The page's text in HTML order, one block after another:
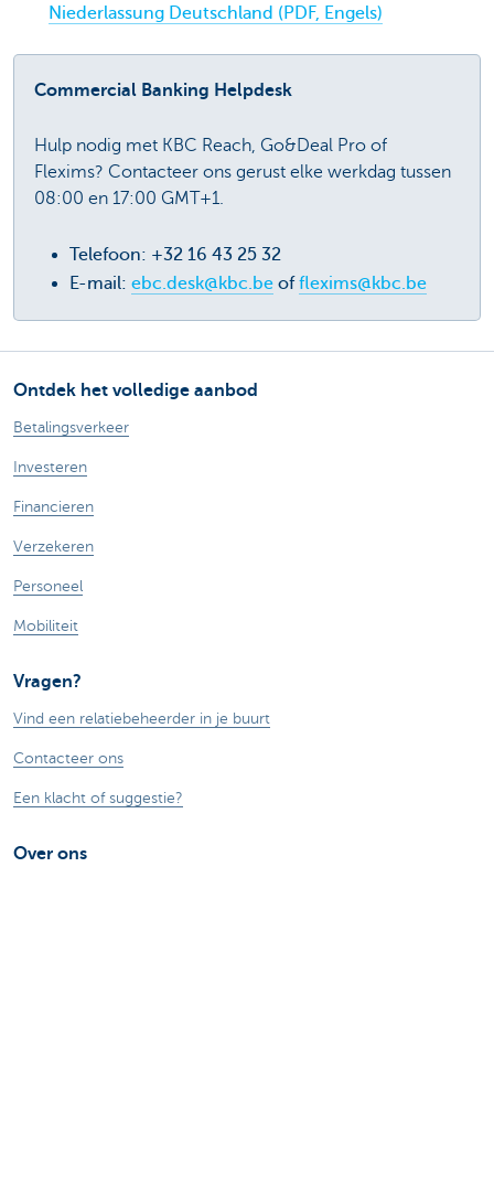
Niederlassung Deutschland (PDF, Engels)
Commercial Banking Helpdesk
Hulp nodig met KBC Reach, Go&Deal Pro of
Flexims? Contacteer ons gerust elke werkdag tussen
08:00 en 17:00 GMT+1.
Telefoon: +32 16 43 25 32
E-mail: ebc.desk@kbc.be offlexims@kbc.be
Ontdek het volledige aanbod
Betalingsverkeer
Investeren
Financieren
Verzekeren
Personeel
Mobiliteit
Vragen?
Vind een relatiebeheerder in je buurt
Contacteer ons
Een klacht of suggestie?
Over ons